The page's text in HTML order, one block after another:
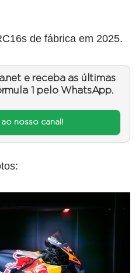
de fábrica em 2025.
e receba as últimas
1 pelo WhatsApp.
nosso canal!